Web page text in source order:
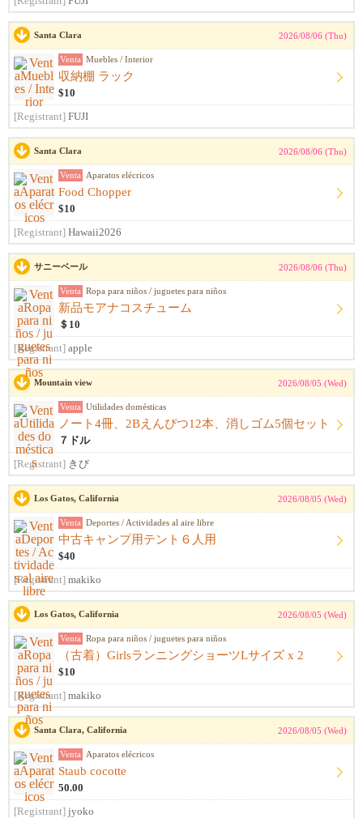
Santa Clara 2026/08/06 (Thu)
Venta Muebles / Interior
収納棚 ラック
$10
[Registrant] FUJI
Santa Clara 2026/08/06 (Thu)
Venta Aparatos elécricos
Food Chopper
$10
[Registrant] Hawaii2026
サニーベール 2026/08/06 (Thu)
Venta Ropa para niños / juguetes para niños
新品モアナコスチューム
＄10
[Registrant] apple
Mountain view 2026/08/05 (Wed)
Venta Utilidades domésticas
ノート4冊、2Bえんぴつ12本、消しゴム5個セット
７ドル
[Registrant] きび
Los Gatos, California 2026/08/05 (Wed)
Venta Deportes / Actividades al aire libre
中古キャンプ用テント６人用
$40
[Registrant] makiko
Los Gatos, California 2026/08/05 (Wed)
Venta Ropa para niños / juguetes para niños
（古着）GirlsランニングショーツLサイズ x 2
$10
[Registrant] makiko
Santa Clara, California 2026/08/05 (Wed)
Venta Aparatos elécricos
Staub cocotte
50.00
[Registrant] jyoko